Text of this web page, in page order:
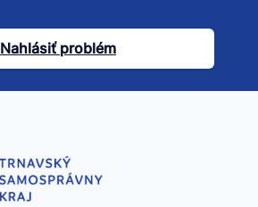
článok
užitočný?
Nahlásiť problém